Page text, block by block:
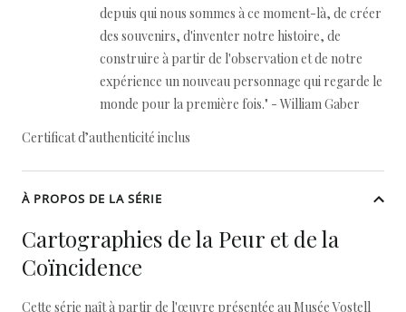
depuis qui nous sommes à ce moment-là, de créer
des souvenirs, d'inventer notre histoire, de
construire à partir de l'observation et de notre
expérience un nouveau personnage qui regarde le
monde pour la première fois." - William Gaber
Certificat d’authenticité inclus
À PROPOS DE LA SÉRIE
Cartographies de la Peur et de la
Coïncidence
Cette série naît à partir de l'œuvre présentée au Musée Vostell